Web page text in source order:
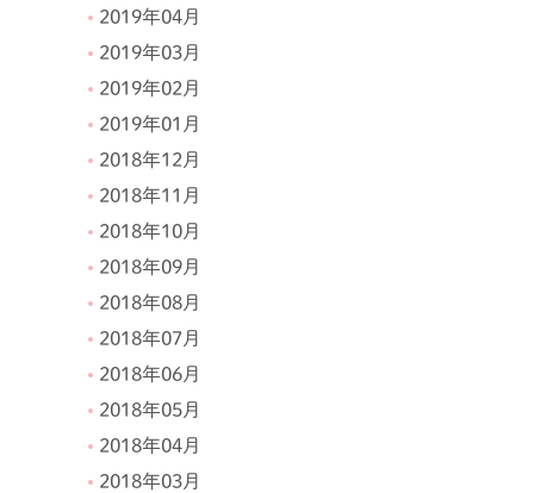
2019年04月
2019年03月
2019年02月
2019年01月
2018年12月
2018年11月
2018年10月
2018年09月
2018年08月
2018年07月
2018年06月
2018年05月
2018年04月
2018年03月